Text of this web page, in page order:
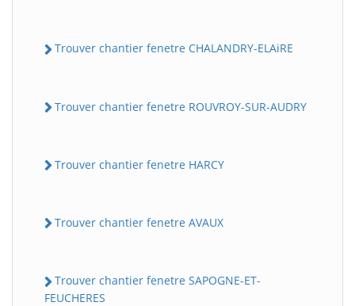
Trouver chantier fenetre CHALANDRY-ELAiRE
Trouver chantier fenetre ROUVROY-SUR-AUDRY
Trouver chantier fenetre HARCY
Trouver chantier fenetre AVAUX
Trouver chantier fenetre SAPOGNE-ET-
FEUCHERES